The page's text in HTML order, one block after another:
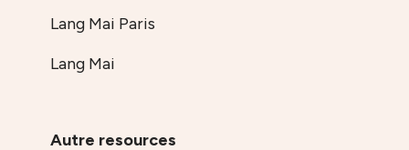
Lang Mai Paris
Lang Mai
Autre resources